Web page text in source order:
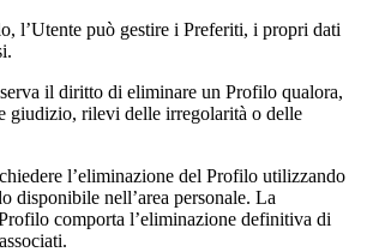
l’Utente può gestire i Preferiti, i propri dati
il diritto di eliminare un Profilo qualora,
giudizio, rilevi delle irregolarità o delle
l’eliminazione del Profilo utilizzando
disponibile nell’area personale. La
comporta l’eliminazione definitiva di